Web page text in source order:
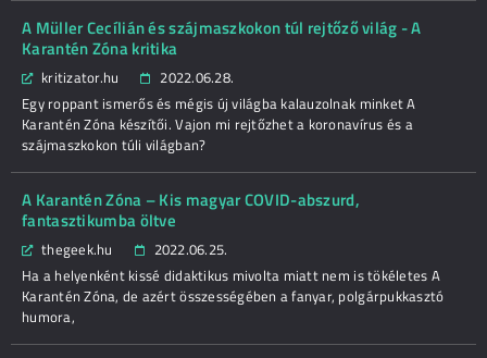
A Müller Cecílián és szájmaszkokon túl rejtőző világ - A
Karantén Zóna kritika
kritizator.hu
2022.06.28.
Egy roppant ismerős és mégis új világba kalauzolnak minket A
Karantén Zóna készítői. Vajon mi rejtőzhet a koronavírus és a
szájmaszkokon túli világban?
A Karantén Zóna – Kis magyar COVID-abszurd,
fantasztikumba öltve
thegeek.hu
2022.06.25.
Ha a helyenként kissé didaktikus mivolta miatt nem is tökéletes A
Karantén Zóna, de azért összességében a fanyar, polgárpukkasztó
humora,